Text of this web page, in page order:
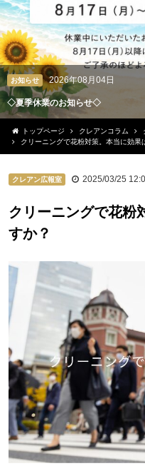
お知らせ 2026年08月04日
◇夏季休業のお知らせ◇
トップページ クレアンコラム
クリーニングで花粉対策。本当に効果
クレアン広報室 2025/03/25
クリーニングで花粉
すか？